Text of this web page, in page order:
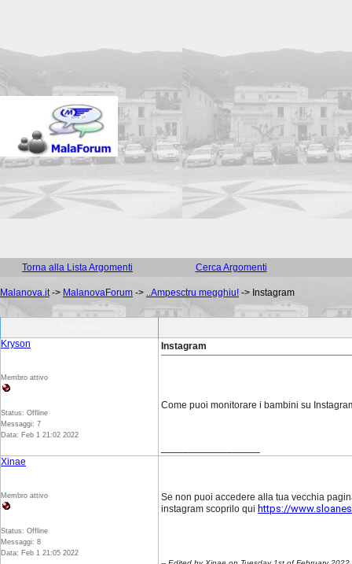
Torna alla Lista Argomenti Cerca Argomenti
Malanova.it-> MalanovaForum -> ..Ampesctru megghiu! -> Instagram
Kryson
Membro attivo
Status: Offline
Messaggi: 7
Data: Feb 1 21:02 2022
Instagram
Come puoi monitorare i bambini su
Xinae
Membro attivo
Status: Offline
Messaggi: 8
Data: Feb 1 21:05 2022
Se non puoi accedere alla tua vecchia
instagram scoprilo qui https://